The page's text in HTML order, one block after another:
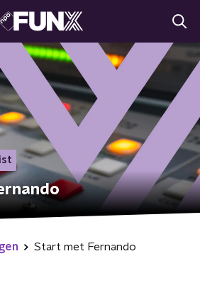
Start met Fernando